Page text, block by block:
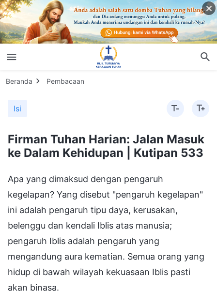
Beranda Pembacaan
Isi
Firman Tuhan Harian: Jalan Masuk
ke Dalam Kehidupan | Kutipan 533
Apa yang dimaksud dengan pengaruh
kegelapan? Yang disebut "pengaruh kegelapan"
ini adalah pengaruh tipu daya, kerusakan,
belenggu dan kendali Iblis atas manusia;
pengaruh Iblis adalah pengaruh yang
mengandung aura kematian. Semua orang yang
hidup di bawah wilayah kekuasaan Iblis pasti
akan binasa.